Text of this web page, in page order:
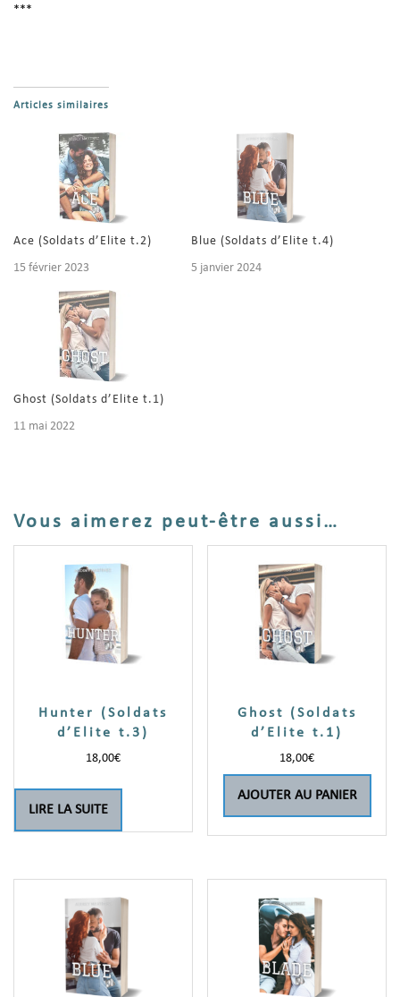
***
Articles similaires
Ace (Soldats d’Elite t.2)
15 février 2023
Blue (Soldats d’Elite t.4)
5 janvier 2024
Ghost (Soldats d’Elite t.1)
11 mai 2022
Vous aimerez peut-être aussi…
Hunter (Soldats
d’Elite t.3)
18,00€
LIRE LA SUITE
Ghost (Soldats
d’Elite t.1)
18,00€
AJOUTER AU PANIER